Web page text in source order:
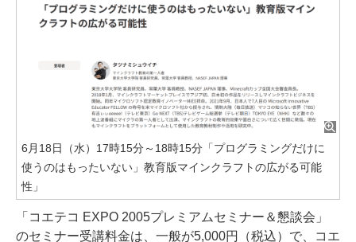
6月18日（水）17時15分～18時15分「プログラミングだけに
使うのはもったいない」教育版マインクラフトの広がる可能
性」
「コエテコ EXPO 2005プレミアムセミナー＆懇談会」
のセミナー受講料金は、一般が5,000円（税込）で、コエ